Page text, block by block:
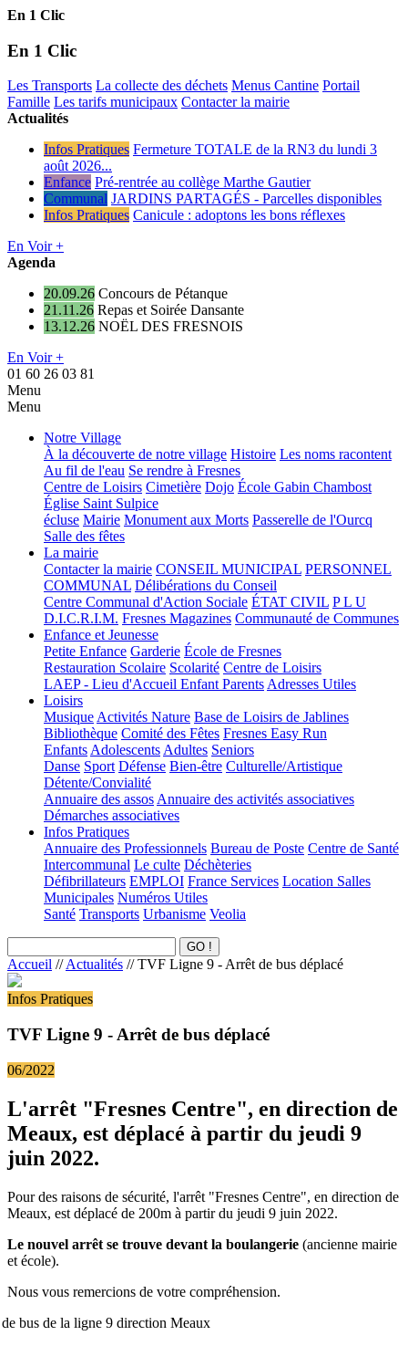
En 1 Clic
En 1 Clic
Les Transports La collecte des déchets Menus Cantine Portail
Famille Les tarifs municipaux Contacter la mairie
Actualités
Infos Pratiques Fermeture TOTALE de la RN3 du lundi 3
août 2026...
Enfance Pré-rentrée au collège Marthe Gautier
Communal JARDINS PARTAGÉS - Parcelles disponibles
Infos Pratiques Canicule : adoptons les bons réflexes
En Voir +
Agenda
20.09.26 Concours de Pétanque
21.11.26 Repas et Soirée Dansante
13.12.26 NOËL DES FRESNOIS
En Voir +
01 60 26 03 81
Menu
Menu
Notre Village
À la découverte de notre village Histoire Les noms racontent
Au fil de l'eau Se rendre à Fresnes
Centre de Loisirs Cimetière Dojo École Gabin Chambost
Église Saint Sulpice
écluse Mairie Monument aux Morts Passerelle de l'Ourcq
Salle des fêtes
La mairie
Contacter la mairie CONSEIL MUNICIPAL PERSONNEL
COMMUNAL Délibérations du Conseil
Centre Communal d'Action Sociale ÉTAT CIVIL P L U
D.I.C.R.I.M. Fresnes Magazines Communauté de Communes
Enfance et Jeunesse
Petite Enfance Garderie École de Fresnes
Restauration Scolaire Scolarité Centre de Loisirs
LAEP - Lieu d'Accueil Enfant ParentsAdresses Utiles
Loisirs
MusiqueActivités Nature Base de Loisirs de Jablines
Bibliothèque Comité des Fêtes Fresnes Easy Run
EnfantsAdolescentsAdultes Seniors
Danse Sport Défense Bien-être Culturelle/Artistique
Détente/Convialité
Annuaire des assosAnnuaire des activités associatives
Démarches associatives
Infos Pratiques
Annuaire des Professionnels Bureau de Poste Centre de Santé
Intercommunal Le culte Déchèteries
Défibrillateurs EMPLOI France Services Location Salles
Municipales Numéros Utiles
Santé Transports Urbanisme Veolia
Accueil //Actualités // TVF Ligne 9 - Arrêt de bus déplacé
Infos Pratiques
TVF Ligne 9 - Arrêt de bus déplacé
06/2022
L'arrêt "Fresnes Centre", en direction de
Meaux, est déplacé à partir du jeudi 9
juin 2022.
Pour des raisons de sécurité, l'arrêt "Fresnes Centre", en direction de
Meaux, est déplacé de 200m à partir du jeudi 9 juin 2022.
Le nouvel arrêt se trouve devant la boulangerie (ancienne mairie
et école).
Nous vous remercions de votre compréhension.